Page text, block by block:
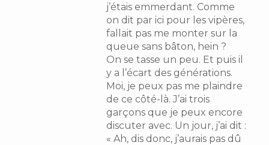
j’étais emmerdant. Comme
on dit par ici pour les vipères,
fallait pas me monter sur la
queue sans bâton, hein ?
On se tasse un peu. Et puis il
y a l’écart des générations.
Moi, je peux pas me plaindre
de ce côté-là. J’ai trois
garçons que je peux encore
discuter avec. Un jour, j’ai dit :
« Ah, dis donc, j’aurais pas dû